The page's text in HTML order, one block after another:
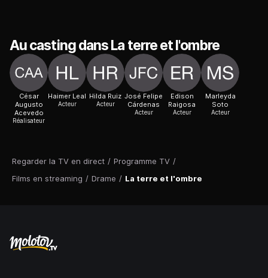
Regarder la TV en direct / Programme TV /
Films en streaming / Drame / La terre et l'ombre
Au casting dans La terre et l'ombre
César
Augusto
Acevedo
Réalisateur
Haimer Leal
Acteur
Hilda Ruiz
Acteur
José Felipe
Cárdenas
Acteur
Edison
Raigosa
Acteur
Marleyda
Soto
Acteur